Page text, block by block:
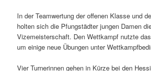
In der Teamwertung der offenen Klasse und
holten sich die Pfungstädter jungen Damen
Vizemeisterschaft. Den Wettkampf nutzte
um einige neue Übungen unter
Vier Turnerinnen gehen in Kürze bei den